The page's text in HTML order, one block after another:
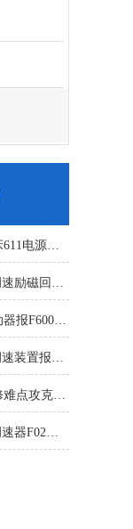
西门子数控系统机床611电源模块灯不显示修复解决
西门子6RA80直流调速励磁回路坏报F60005修复排除
西门子德国直流传动器报F60067高温报警修复排除方法
西门子6RA80直流调速装置报F60035修复排除方法
西门子伺服电机维修难点攻克：绝对值编码器掉电数据丢失恢复
西门子6RA28直流调速器F02故障完整排查与修复方案